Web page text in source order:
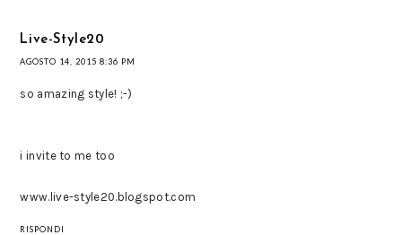
Live-Style20
AGOSTO 14, 2015 8:36 PM
so amazing style! ;-)
i invite to me too
www.live-style20.blogspot.com
RISPONDI